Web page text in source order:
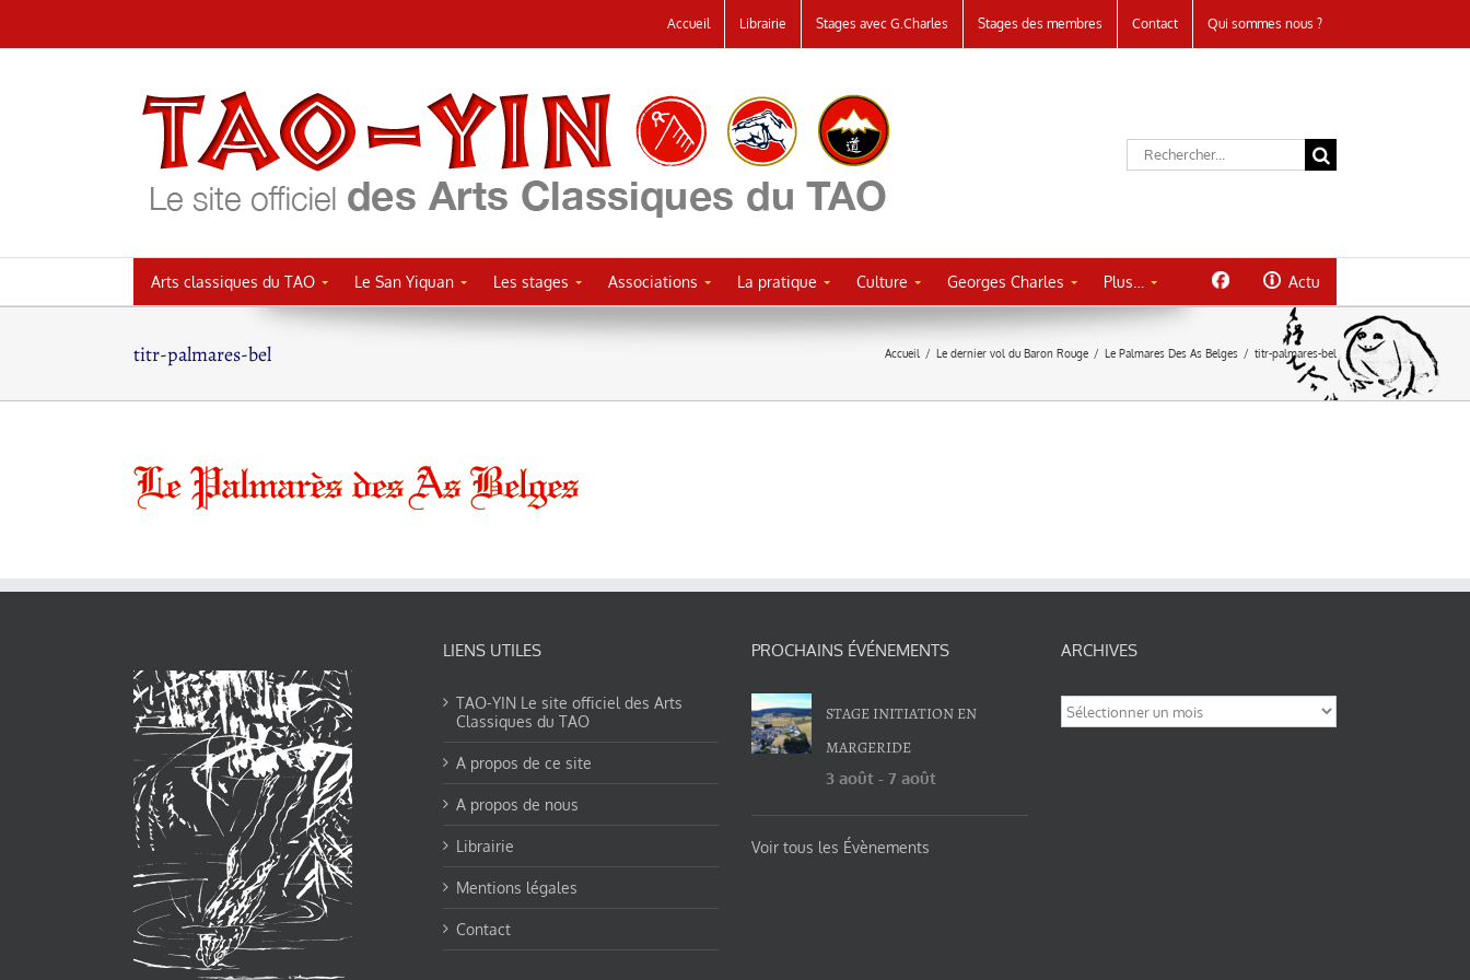
au
Accueil Librairie Stages avec G.Charles Stages des membres Contact Qui sommes nous ?
Rechercher:
Arts classiques du TAO Le San Yiquan Les stages Associations La pratique Culture Georges Charles Plus… Actu
titr-palmares-bel Accueil / Le dernier vol du Baron Rouge / Le Palmares Des As Belges / titr-palmares-bel
LIENS UTILES
TAO-YIN Le site officiel des Arts
Classiques du TAO
A propos de ce site
A propos de nous
Librairie
Mentions légales
Contact
PROCHAINS ÉVÉNEMENTS
STAGE INITIATION EN
MARGERIDE
3 août -7 août
Voir tous les Évènements
ARCHIVES
Archives